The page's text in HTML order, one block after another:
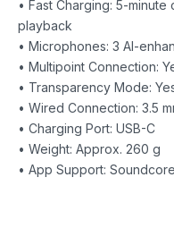
• Fast Charging: 5-
playback
• Microphones: 3 AI-
• Multipoint Connection:
• Transparency Mode:
• Wired Connection: 3.5
• Charging Port: USB-C
• Weight: Approx. 260 g
• App Support: